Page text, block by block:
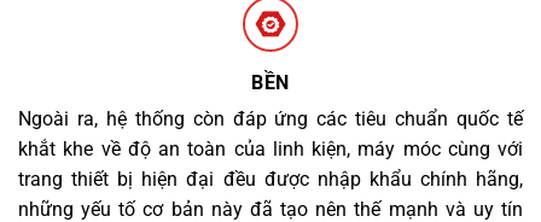
BỀN
Ngoài ra, hệ thống còn đáp ứng các tiêu chuẩn quốc tế
khắt khe về độ an toàn của linh kiện, máy móc cùng với
trang thiết bị hiện đại đều được nhập khẩu chính hãng,
những yếu tố cơ bản này đã tạo nên thế mạnh và uy tín